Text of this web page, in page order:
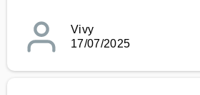
Vivy
17/07/2025